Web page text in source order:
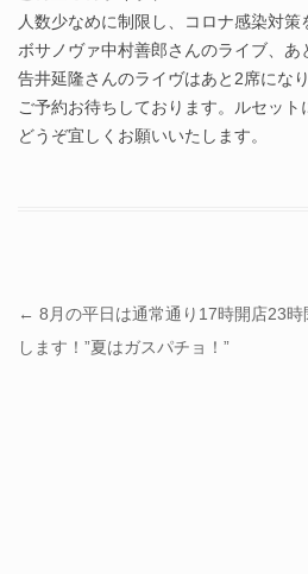
人数少なめに制限し、コロナ感染対策
ボサノヴァ中村善郎さんのライブ、あ
告井延隆さんのライヴはあと2席になり
ご予約お待ちしております。ルセット
どうぞ宜しくお願いいたします。
投稿ナビゲーション
← 8月の平日は通常通り17時開店23時
します！”夏はガスパチョ！”